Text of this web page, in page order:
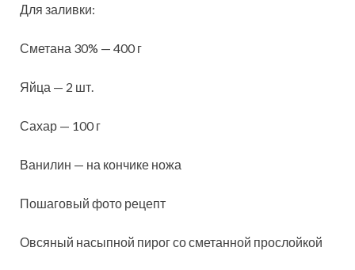
Для заливки:
Сметана 30% — 400 г
Яйца — 2 шт.
Сахар — 100 г
Ванилин — на кончике ножа
Пошаговый фото рецепт
Овсяный насыпной пирог со сметанной прослойкой